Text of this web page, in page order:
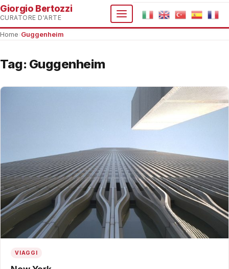
Giorgio Bertozzi
CURATORE D'ARTE
Home Guggenheim
Tag: Guggenheim
VIAGGI